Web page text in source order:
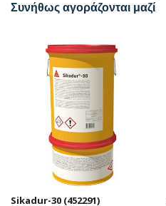
Συνήθως αγοράζονται μαζί
Sikadur-30 (452291)